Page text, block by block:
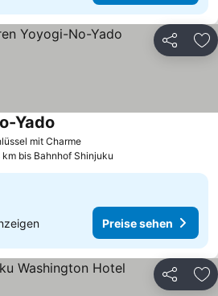
Teilen
mit CharmePreise sehen
Yado
km bis Bahnhof Shinjuku
Preise sehen
Teilen